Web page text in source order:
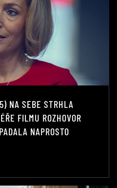
NA SEBE STRHLA
FILMU ROZHOVOR
NAPROSTO